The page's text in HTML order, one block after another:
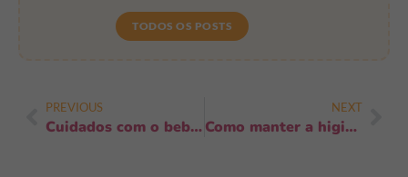
TODOS OS POSTS
PREVIOUS
Cuidados com o bebê após contato com doentes: guia rápido para proteger a saúde
NEXT
Como manter a higiene em ambientes abertos: guia prático e rápido